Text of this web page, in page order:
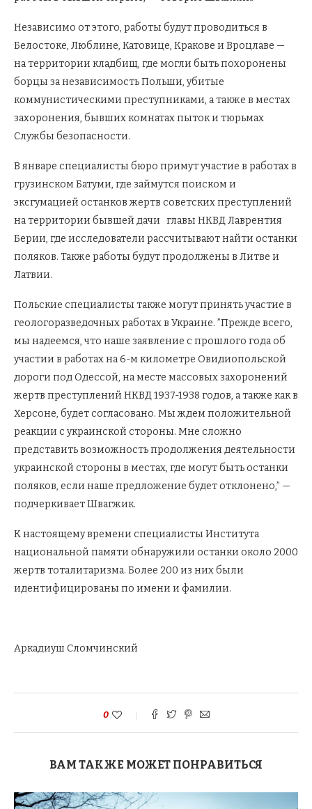
Независимо от этого, работы будут проводиться в
Белостоке, Люблине, Катовице, Кракове и Вроцлаве —
на территории кладбищ, где могли быть похоронены
борцы за независимость Польши, убитые
коммунистическими преступниками, а также в местах
захоронения, бывших комнатах пыток и тюрьмах
Службы безопасности.
В январе специалисты бюро примут участие в работах в
грузинском Батуми, где займутся поиском и
эксгумацией останков жертв советских преступлений
на территории бывшей дачи главы НКВД Лаврентия
Берии, где исследователи рассчитывают найти останки
поляков. Также работы будут продолжены в Литве и
Латвии.
Польские специалисты также могут принять участие в
геологоразведочных работах в Украине. ”Прежде всего,
мы надеемся, что наше заявление с прошлого года об
участии в работах на 6-м километре Овидиопольской
дороги под Одессой, на месте массовых захоронений
жертв преступлений НКВД 1937-1938 годов, а также как в
Херсоне, будет согласовано. Мы ждем положительной
реакции с украинской стороны. Мне сложно
представить возможность продолжения деятельности
украинской стороны в местах, где могут быть останки
поляков, если наше предложение будет отклонено,” —
подчеркивает Швагжик.
К настоящему времени специалисты Института
национальной памяти обнаружили останки около 2000
жертв тоталитаризма. Более 200 из них были
идентифицированы по имени и фамилии.
Аркадиуш Сломчинский
0
ВАМ ТАКЖЕ МОЖЕТ ПОНРАВИТЬСЯ